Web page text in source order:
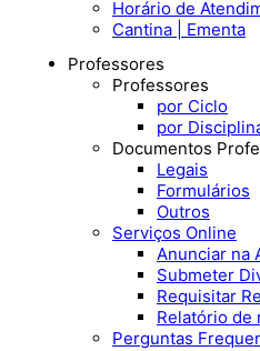
Horário de
Cantina | Ementa
Professores
Professores
por Ciclo
por
Documentos
Legais
Formulários
Outros
Serviços Online
Anunciar na
Submeter
Requisitar
Relatório de
Perguntas